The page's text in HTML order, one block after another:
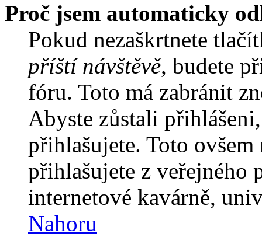
Proč jsem automaticky
Pokud nezaškrtnete
příští návštěvě, budete
fóru. Toto má zabránit
Abyste zůstali
přihlašujete. Toto
přihlašujete z veřejného
internetové kavárně,
Nahoru